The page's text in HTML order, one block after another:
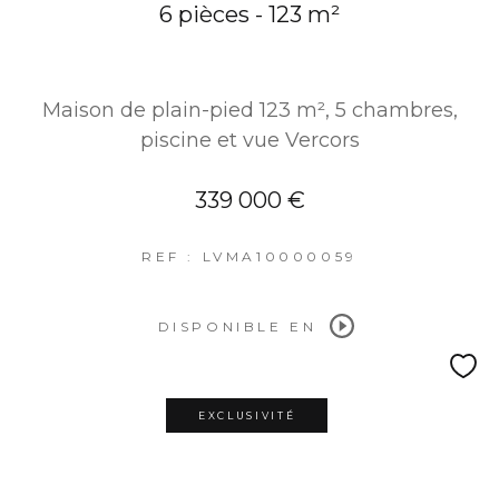
6 pièces - 123 m²
Maison de plain-pied 123 m², 5 chambres,
piscine et vue Vercors
339 000 €
REF : LVMA10000059
DISPONIBLE EN
EXCLUSIVITÉ